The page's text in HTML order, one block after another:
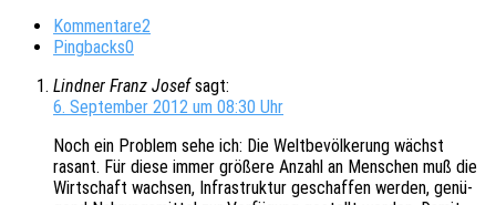
Kommentare2
Pingbacks0
Lindner Franz Josef sagt:
6. September 2012 um 08:30 Uhr
Noch ein Problem sehe ich: Die Welt­be­völ­ke­rung wächst
rasant. Für diese immer größe­re Anzahl an Menschen muß die
Wirt­schaft wach­sen, Infra­struk­tur geschaf­fen werden, genü­